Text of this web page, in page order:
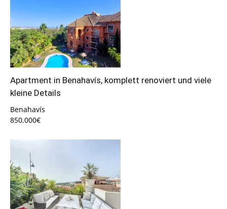
Apartment in Benahavís, komplett renoviert und viele
kleine Details
Benahavís
850.000€